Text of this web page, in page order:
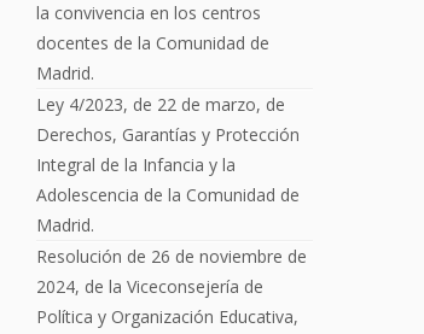
la convivencia en los centros
docentes de la Comunidad de
Madrid.
Ley 4/2023, de 22 de marzo, de
Derechos, Garantías y Protección
Integral de la Infancia y la
Adolescencia de la Comunidad de
Madrid.
Resolución de 26 de noviembre de
2024, de la Viceconsejería de
Política y Organización Educativa,